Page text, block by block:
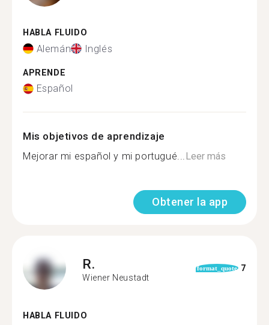
HABLA FLUIDO
Alemán Inglés
APRENDE
Español
Mis objetivos de aprendizaje
Mejorar mi español y mi portugué...Leer más
Obtener la app
R.
Wiener Neustadt
format_quote 7
HABLA FLUIDO